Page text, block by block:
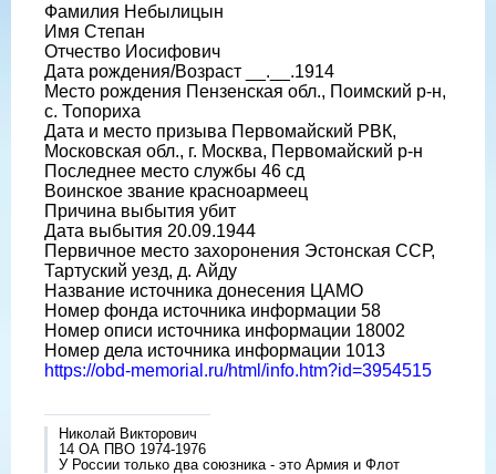
Фамилия Небылицын
Имя Степан
Отчество Иосифович
Дата рождения/Возраст __.__.1914
Место рождения Пензенская обл., Поимский р-н,
с. Топориха
Дата и место призыва Первомайский РВК,
Московская обл., г. Москва, Первомайский р-н
Последнее место службы 46 сд
Воинское звание красноармеец
Причина выбытия убит
Дата выбытия 20.09.1944
Первичное место захоронения Эстонская ССР,
Тартуский уезд, д. Айду
Название источника донесения ЦАМО
Номер фонда источника информации 58
Номер описи источника информации 18002
Номер дела источника информации 1013
https://obd-memorial.ru/html/info.htm?id=3954515
Николай Викторович
14 ОА ПВО 1974-1976
У России только два союзника - это Армия и Флот